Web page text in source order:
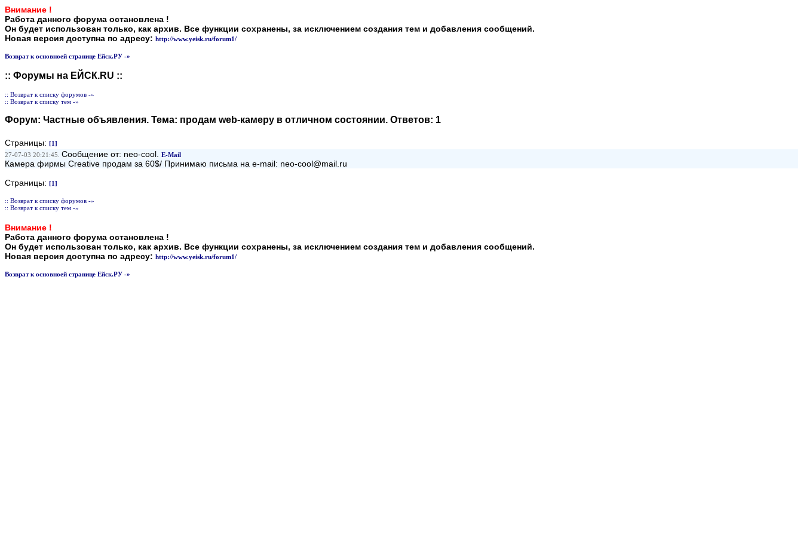
Внимание !
Работа данного форума остановлена !
Он будет использован только, как архив. Все функции сохранены, за исключением создания тем и добавления сообщений.
Новая версия доступна по адресу: http://www.yeisk.ru/forum1/
Возврат к основноей странице Ейск.РУ -»
:: Форумы на ЕЙСК.RU ::
:: Возврат к списку форумов -»
:: Возврат к списку тем -»
Форум: Частные объявления. Тема: продам web-камеру в отличном состоянии. Ответов: 1
Страницы: [1]
27-07-03 20:21:45. Сообщение от: neo-cool. E-Mail
Камера фирмы Creative продам за 60$/ Принимаю письма на e-mail: neo-cool@mail.ru
Страницы: [1]
:: Возврат к списку форумов -»
:: Возврат к списку тем -»
Внимание !
Работа данного форума остановлена !
Он будет использован только, как архив. Все функции сохранены, за исключением создания тем и добавления сообщений.
Новая версия доступна по адресу: http://www.yeisk.ru/forum1/
Возврат к основноей странице Ейск.РУ -»